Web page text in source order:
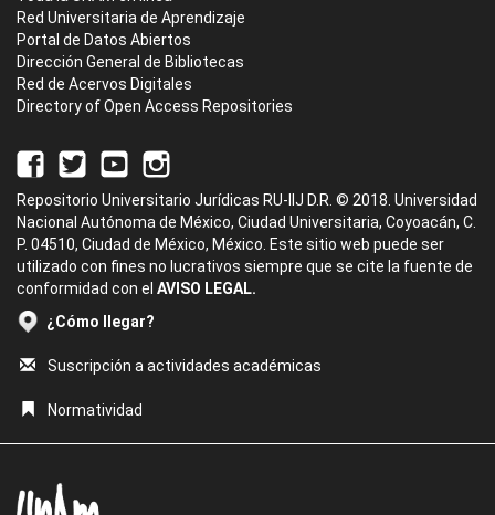
Red Universitaria de Aprendizaje
Portal de Datos Abiertos
Dirección General de Bibliotecas
Red de Acervos Digitales
Directory of Open Access Repositories
Repositorio Universitario Jurídicas RU-IIJ D.R. © 2018. Universidad
Nacional Autónoma de México, Ciudad Universitaria, Coyoacán, C.
P. 04510, Ciudad de México, México. Este sitio web puede ser
utilizado con fines no lucrativos siempre que se cite la fuente de
conformidad con el AVISO LEGAL.
¿Cómo llegar?
Suscripción a actividades académicas
Normatividad